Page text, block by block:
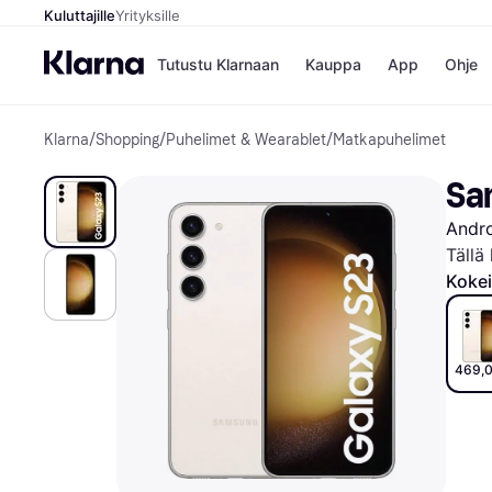
KuluttajilleYrityksille
Tutustu Klarnaan Kauppa
Kaupat
Gigantti
H&M
Peten
Wolt
App Ohje
Klarna/Shopping/Puhelimet & Wearablet/Matkapuhelimet
Tällä